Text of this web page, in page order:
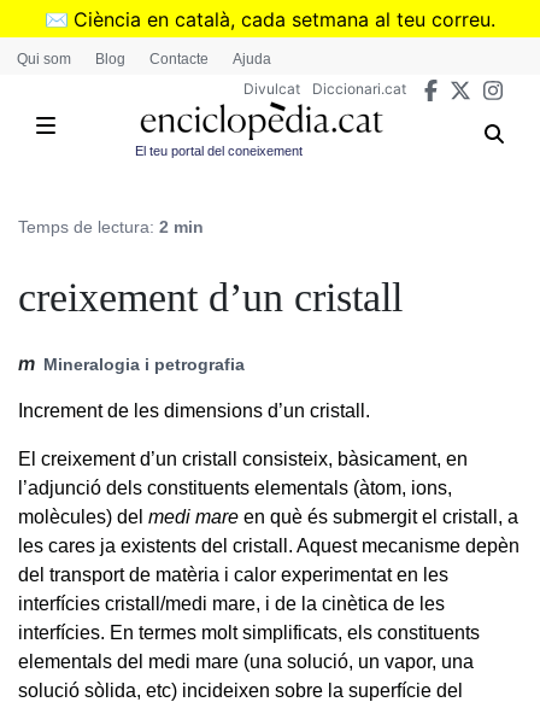
Vés
✉️ Ciència en català, cada setmana al teu correu.
➜Subscriu-te al butlletí de Divulcat
Qui som Blog Contacte Ajuda
Divulcat Diccionari.cat
El teu portal del coneixement
Temps de lectura: 2 min
creixement d’un cristall
m Mineralogia i petrografia
Increment de les dimensions d’un cristall.
El creixement d’un cristall consisteix, bàsicament, en
l’adjunció dels constituents elementals (àtom, ions,
molècules) del medi mare en què és submergit el cristall, a
les cares ja existents del cristall. Aquest mecanisme depèn
del transport de matèria i calor experimentat en les
interfícies cristall/medi mare, i de la cinètica de les
interfícies. En termes molt simplificats, els constituents
elementals del medi mare (una solució, un vapor, una
solució sòlida, etc) incideixen sobre la superfície del